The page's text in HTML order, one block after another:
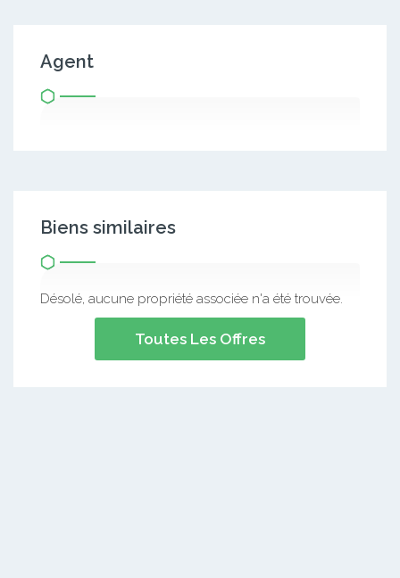
Agent
Biens similaires
Désolé, aucune propriété associée n'a été trouvée.
Toutes Les Offres